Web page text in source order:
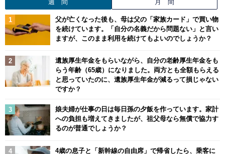
週 間 月 間
父が亡くなった後も、母は父の「家族カード」で買い物
を続けています。「自分の名義だから問題ない」と言い
ますが、このまま利用を続けてもよいのでしょうか？
遺族厚生年金をもらいながら、自分の老齢厚生年金をも
らう年齢（65歳）になりました。両方とも全額もらえる
と思っていたのに、遺族厚生年金が減るって損じゃない
ですか？
娘夫婦が仕事の日は毎日孫の夕飯を作っています。家計
への負担も増えてきましたが、祖父母なら無償で協力す
るのが普通でしょうか？
4歳の息子と「新幹線の自由席」で帰省したら、乗客に